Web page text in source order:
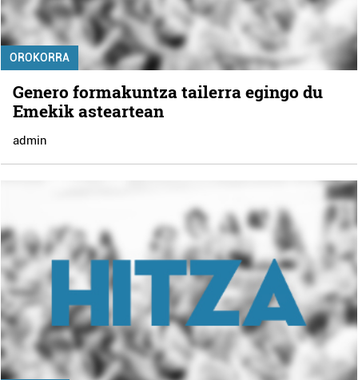
OROKORRA
Genero formakuntza tailerra egingo du
Emekik asteartean
admin